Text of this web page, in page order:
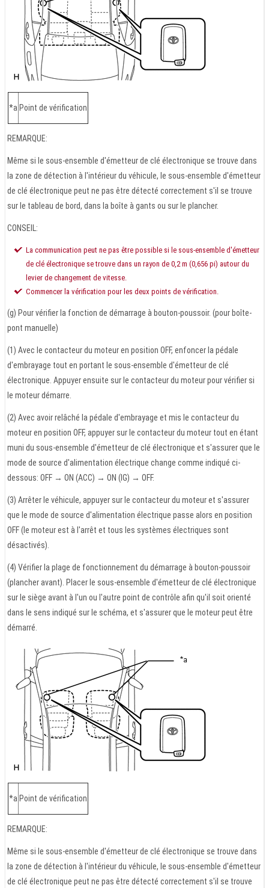
*a Point de vérification
REMARQUE:
Même si le sous-ensemble d'émetteur de clé électronique se trouve dans
la zone de détection à l'intérieur du véhicule, le sous-ensemble d'émetteur
de clé électronique peut ne pas être détecté correctement s'il se trouve
sur le tableau de bord, dans la boîte à gants ou sur le plancher.
CONSEIL:
La communication peut ne pas être possible si le sous-ensemble d'émetteur
de clé électronique se trouve dans un rayon de 0,2 m (0,656 pi) autour du
levier de changement de vitesse.
Commencer la vérification pour les deux points de vérification.
(g) Pour vérifier la fonction de démarrage à bouton-poussoir. (pour boîte-
pont manuelle)
(1) Avec le contacteur du moteur en position OFF, enfoncer la pédale
d'embrayage tout en portant le sous-ensemble d'émetteur de clé
électronique. Appuyer ensuite sur le contacteur du moteur pour vérifier si
le moteur démarre.
(2) Avec avoir relâché la pédale d'embrayage et mis le contacteur du
moteur en position OFF, appuyer sur le contacteur du moteur tout en étant
muni du sous-ensemble d'émetteur de clé électronique et s'assurer que le
mode de source d'alimentation électrique change comme indiqué ci-
dessous: OFF → ON (ACC) → ON (IG) → OFF.
(3) Arrêter le véhicule, appuyer sur le contacteur du moteur et s'assurer
que le mode de source d'alimentation électrique passe alors en position
OFF (le moteur est à l'arrêt et tous les systèmes électriques sont
désactivés).
(4) Vérifier la plage de fonctionnement du démarrage à bouton-poussoir
(plancher avant). Placer le sous-ensemble d'émetteur de clé électronique
sur le siège avant à l'un ou l'autre point de contrôle afin qu'il soit orienté
dans le sens indiqué sur le schéma, et s'assurer que le moteur peut être
démarré.
*a Point de vérification
REMARQUE:
Même si le sous-ensemble d'émetteur de clé électronique se trouve dans
la zone de détection à l'intérieur du véhicule, le sous-ensemble d'émetteur
de clé électronique peut ne pas être détecté correctement s'il se trouve